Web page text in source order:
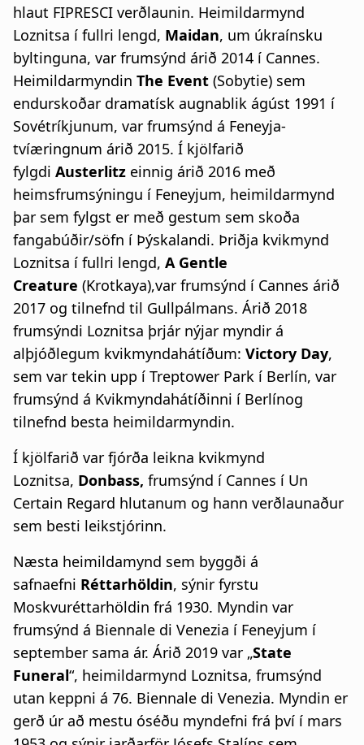
hlaut FIPRESCI verðlaunin. Heimildarmynd
Loznitsa í fullri lengd, Maidan, um úkraínsku
byltinguna, var frumsýnd árið 2014 í Cannes.
Heimildarmyndin The Event (Sobytie) sem
endurskoðar dramatísk augnablik ágúst 1991 í
Sovétríkjunum, var frumsýnd á Feneyja-
tvíæringnum árið 2015. Í kjölfarið
fylgdi Austerlitz einnig árið 2016 með
heimsfrumsýningu í Feneyjum, heimildarmynd
þar sem fylgst er með gestum sem skoða
fangabúðir/söfn í Þýskalandi. Þriðja kvikmynd
Loznitsa í fullri lengd, A Gentle
Creature (Krotkaya),var frumsýnd í Cannes árið
2017 og tilnefnd til Gullpálmans. Árið 2018
frumsýndi Loznitsa þrjár nýjar myndir á
alþjóðlegum kvikmyndahátíðum: Victory Day,
sem var tekin upp í Treptower Park í Berlín, var
frumsýnd á Kvikmyndahátíðinni í Berlínog
tilnefnd besta heimildarmyndin.
Í kjölfarið var fjórða leikna kvikmynd
Loznitsa, Donbass, frumsýnd í Cannes í Un
Certain Regard hlutanum og hann verðlaunaður
sem besti leikstjórinn.
Næsta heimildamynd sem byggði á
safnaefni Réttarhöldin, sýnir fyrstu
Moskvuréttarhöldin frá 1930. Myndin var
frumsýnd á Biennale di Venezia í Feneyjum í
september sama ár. Árið 2019 var „State
Funeral“, heimildarmynd Loznitsa, frumsýnd
utan keppni á 76. Biennale di Venezia. Myndin er
gerð úr að mestu óséðu myndefni frá því í mars